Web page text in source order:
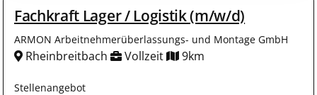
Fachkraft Lager / Logistik (m/w/d)
ARMON Arbeitnehmerüberlassungs- und Montage GmbH
Rheinbreitbach Vollzeit 9km
Stellenangebot